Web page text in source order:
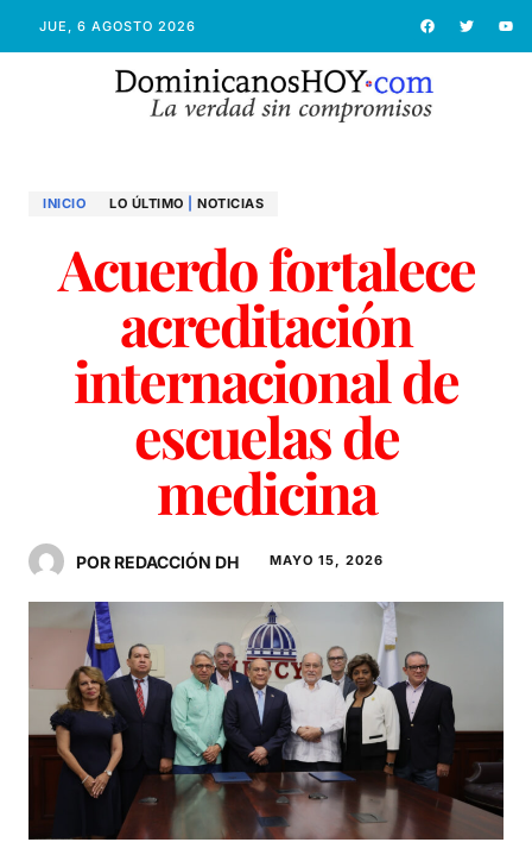
JUE, 6 AGOSTO 2026
INICIO LO ÚLTIMO NOTICIAS
Acuerdo fortalece
acreditación
internacional de
escuelas de
medicina
POR REDACCIÓN DH MAYO 15, 2026